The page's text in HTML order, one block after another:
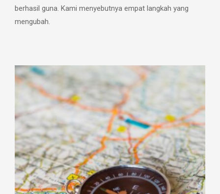
berhasil guna. Kami menyebutnya empat langkah yang
mengubah.